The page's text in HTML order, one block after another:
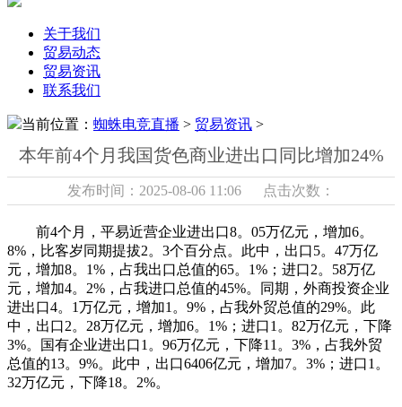
关于我们
贸易动态
贸易资讯
联系我们
当前位置： 蜘蛛电竞直播 > 贸易资讯 >
本年前4个月我国货色商业进出口同比增加24%
发布时间：2025-08-06 11:06 点击次数：
前4个月，平易近营企业进出口8。05万亿元，增加6。
8%，比客岁同期提拔2。3个百分点。此中，出口5。47万亿
元，增加8。1%，占我出口总值的65。1%；进口2。58万亿
元，增加4。2%，占我进口总值的45%。同期，外商投资企业
进出口4。1万亿元，增加1。9%，占我外贸总值的29%。此
中，出口2。28万亿元，增加6。1%；进口1。82万亿元，下降
3%。国有企业进出口1。96万亿元，下降11。3%，占我外贸
总值的13。9%。此中，出口6406亿元，增加7。3%；进口1。
32万亿元，下降18。2%。